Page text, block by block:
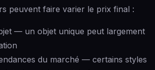
peuvent faire varier le prix final :
— un objet unique peut largement
du marché — certains styles